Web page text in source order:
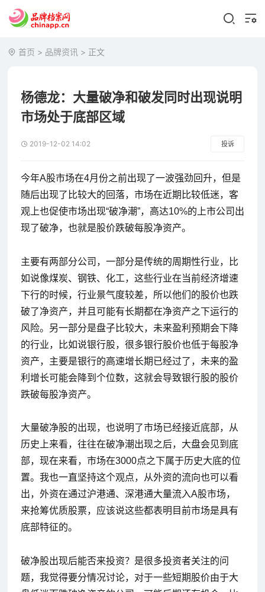
首页 > 品牌资讯 > 正文
杨德龙：大量破净和破发同时出现说明
市场处于底部区域
2019-12-02 14:02 投诉
今年A股市场在4月份之前出现了一波强劲回升，但是
随后出现了比较大的回落，市场在近期比较低迷，客
观上也促使市场出现“破净潮”，高达10%的上市公司出
现了破净，也就是股价跌破每股净资产。
主要有两部分公司，一部分是传统的周期性行业，比
如说像煤炭、钢铁、化工，这些行业在当前经济增速
下行的时候，行业景气度较差，所以他们的股价也跌
破了净资产，并且可能有长期都在净资产之下运行的
风险。另一部分是盘子比较大，未来盈利预期会下降
的行业，比如说银行股，很多银行股价也低于每股净
资产，主要是银行的高速增长期已经过了，未来的盈
利增长可能会降到个位数，这就会导致银行股的股价
跌破每股净资产。
大量破净股的出现，也说明了市场已经接近底部，从
历史上来看，往往在破净潮出现之后，大盘会见到底
部，现在来看，市场在3000点之下属于历史大底的位
置。我也一直坚持这个观点，从外资的流向也可以看
出，外资在通过沪港通、深港通大量流入A股市场，
来抢筹优质股票，应该说这些都表明目前市场是具有
底部特征的。
破净股出现后能否来投资？是很多投资者关注的问
题，我觉得要分情况讨论，对于一些短期股价由于大